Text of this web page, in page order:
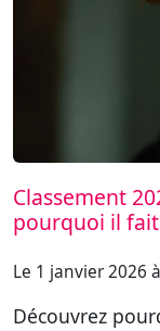
Classement
pourquoi il
Le 1 janvier 2026
Découvrez